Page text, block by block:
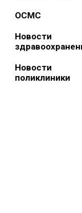
ОСМС
Новости
Новости
поликлиники